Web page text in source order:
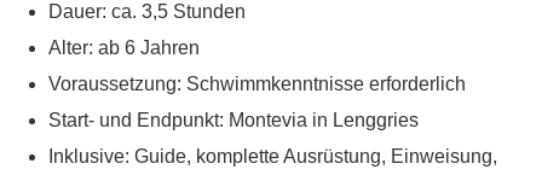
Dauer: ca. 3,5 Stunden
Alter: ab 6 Jahren
Voraussetzung: Schwimmkenntnisse erforderlich
Start- und Endpunkt: Montevia in Lenggries
Inklusive: Guide, komplette Ausrüstung, Einweisung,